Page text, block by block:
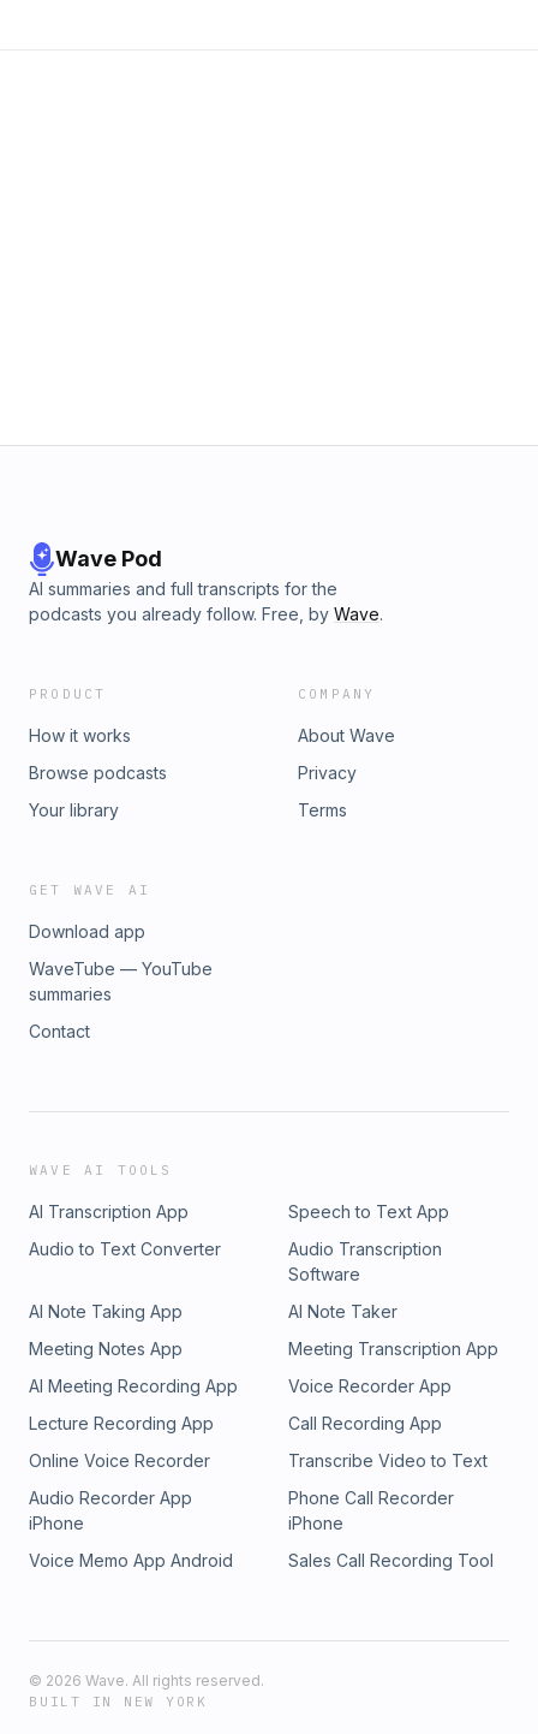
Wave Pod
AI summaries and full transcripts for the
podcasts you already follow. Free, by Wave.
PRODUCT
How it works
Browse podcasts
Your library
COMPANY
About Wave
Privacy
Terms
GET WAVE AI
Download app
WaveTube — YouTube
summaries
Contact
WAVE AI TOOLS
AI Transcription App
Speech to Text App
Audio to Text Converter
Audio Transcription
Software
AI Note Taking App
AI Note Taker
Meeting Notes App
Meeting Transcription App
AI Meeting Recording App
Voice Recorder App
Lecture Recording App
Call Recording App
Online Voice Recorder
Transcribe Video to Text
Audio Recorder App
iPhone
Phone Call Recorder
iPhone
Voice Memo App Android
Sales Call Recording Tool
© 2026 Wave. All rights reserved.
BUILT IN NEW YORK